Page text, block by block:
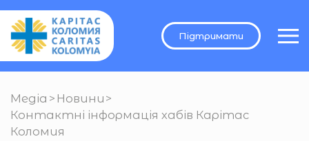
Підтримати
Медіа > Новини >
Контактні інформація хабів Карітас
Коломия